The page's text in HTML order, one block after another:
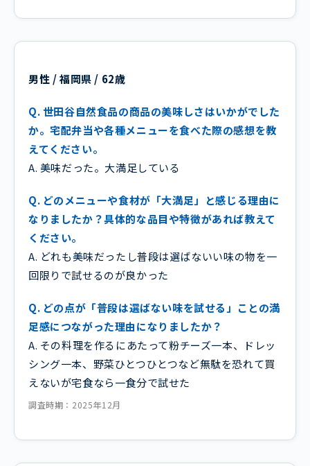
男性 / 福岡県 / 62歳
Q. 世田谷自然食品の商品の美味しさはいかがでした
か。宅配弁当や各種メニューを食べた際の感想を教
えてください。
A. 美味だった。大満足している
Q. どのメニューや食材が「大満足」と感じる理由に
なりましたか？具体的な品目や特徴があれば教えて
ください。
A. どれも美味だったし普段は選ばないい味の物を一
回限りで試せるのが良かった
Q. どの点が「普段は選ばない味を試せる」ことの満
足感につながった理由になりましたか？
A. その料理を作るにあたって粉チーズ一本、ドレッ
シング一本、野菜ひとつひとつなど無駄を恐れて買
えないが宅食なら一食分で試せた
調査時期：2025年12月